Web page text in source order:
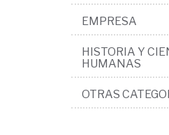
EMPRESA
HISTORIA Y
HUMANAS
OTRAS